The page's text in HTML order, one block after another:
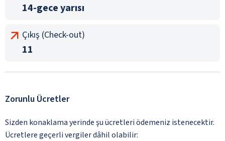
14-gece yarısı
Çıkış (Check-out)
11
Zorunlu Ücretler
Sizden konaklama yerinde şu ücretleri ödemeniz istenecektir.
Ücretlere geçerli vergiler dâhil olabilir: